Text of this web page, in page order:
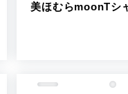
美ほむらmoonTシ